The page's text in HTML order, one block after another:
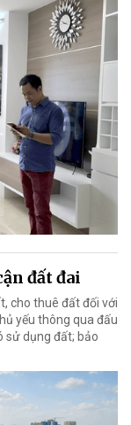
đất đai
cho thuê đất đối với
yếu thông qua đấu
sử dụng đất; bảo